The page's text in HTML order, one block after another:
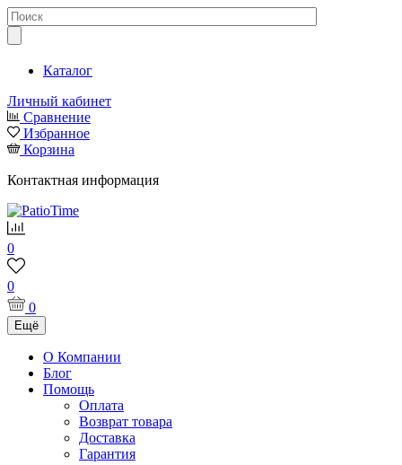
Каталог
Личный кабинет
Сравнение
Избранное
Корзина
Контактная информация
0
0
0
Ещё
О Компании
Блог
Помощь
Оплата
Возврат товара
Доставка
Гарантия